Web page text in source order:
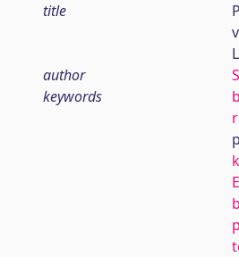
title
author
keywords